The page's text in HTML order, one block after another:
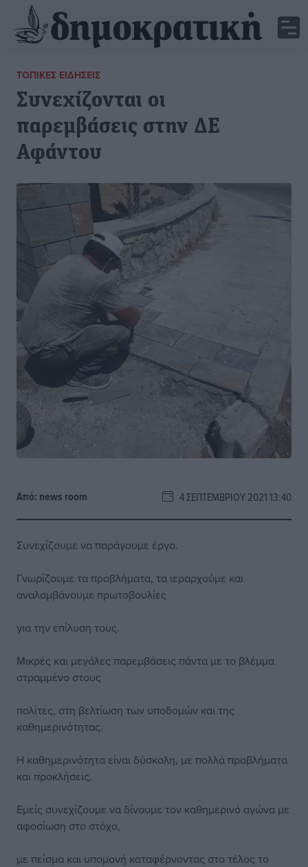
ΤΟΠΙΚΈΣ ΕΙΔΉΣΕΙΣ
Συνεχίζονται οι
παρεμβάσεις στην ΔΕ
Αφάντου
Από: news room 4 ΣΕΠΤΕΜΒΡΊΟΥ 2021 13:40
Συνεχίζουμε να παράγουμε έργο.
Γνωρίζουμε τα προβλήματα, τα ιεραρχούμε και
αναλαμβάνουμε πρωτοβουλίες
για την επίλυση τους.
Μικρές και μεγάλες παρεμβάσεις πάντα με το βλέμμα
στραμμένο στους
πολίτες, στη βελτίωση των υποδομών και της
καθημερινότητας.
Η καθημερινότητα είναι δύσκολη, με πολλά προβλήματα
και προκλήσεις.
Εμείς συνεχίζουμε να δίνουμε τον καθημερινό αγώνα με
αφοσίωση στο στόχο,
με πείσμα και υπομονή καταφέρνοντας στο τέλος το